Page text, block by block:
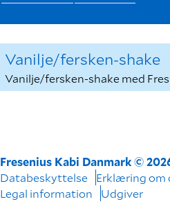
Vanilje/fersken-shake
Vanilje/fersken-shake med
Fresenius Kabi Danmark ©
Databeskyttelse
Erklæring om
Legal information
Udgiver